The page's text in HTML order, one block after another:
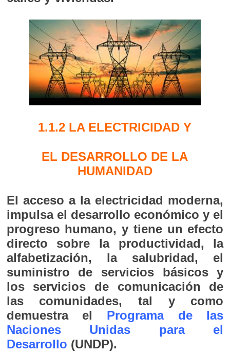
1.1.2 LA ELECTRICIDAD Y
EL DESARROLLO DE LA
HUMANIDAD
El acceso a la electricidad moderna,
impulsa el desarrollo económico y el
progreso humano, y tiene un efecto
directo sobre la productividad, la
alfabetización, la salubridad, el
suministro de servicios básicos y
los servicios de comunicación de
las comunidades, tal y como
demuestra el Programa de las
Naciones Unidas para el
Desarrollo (UNDP).